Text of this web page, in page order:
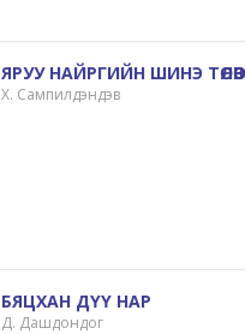
ЯРУУ НАЙРГИЙН ШИНЭ ТӨЛӨВ
Х. Сампилдэндэв
БЯЦХАН ДҮҮ НАР
Д. Дашдондог